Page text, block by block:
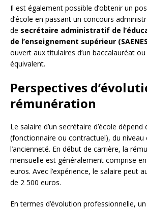
Il est également possible d’obtenir un
d’école en passant un concours
de secrétaire administratif de
de l’enseignement supérieur
ouvert aux titulaires d’un baccalauréat ou
équivalent.
Perspectives
rémunération
Le salaire d’un secrétaire d’école
(fonctionnaire ou contractuel), du niveau
l’ancienneté. En début de carrière, la
mensuelle est généralement comprise
euros. Avec l’expérience, le salaire peut
de 2 500 euros.
En termes d’évolution professionnelle,